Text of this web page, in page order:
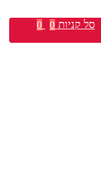
סל קניות 0
0